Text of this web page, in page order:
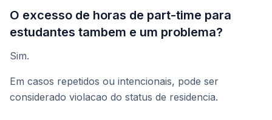
O excesso de horas de part-time para
estudantes tambem e um problema?
Sim.
Em casos repetidos ou intencionais, pode ser
considerado violacao do status de residencia.